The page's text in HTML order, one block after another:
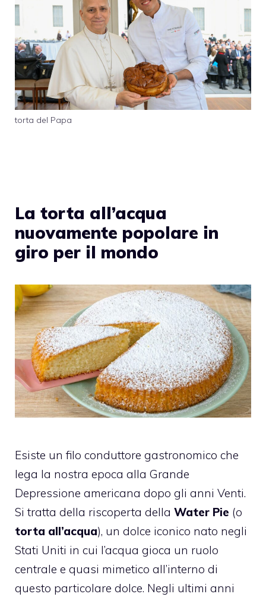
torta del Papa
La torta all’acqua
nuovamente popolare in
giro per il mondo
Esiste un filo conduttore gastronomico che
lega la nostra epoca alla Grande
Depressione americana dopo gli anni Venti.
Si tratta della riscoperta della Water Pie (o
torta all’acqua), un dolce iconico nato negli
Stati Uniti in cui l’acqua gioca un ruolo
centrale e quasi mimetico all’interno di
questo particolare dolce. Negli ultimi anni